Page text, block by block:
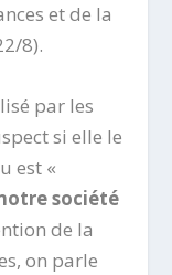
et de la
8).
par les
si elle le
est «
société
de la
on parle